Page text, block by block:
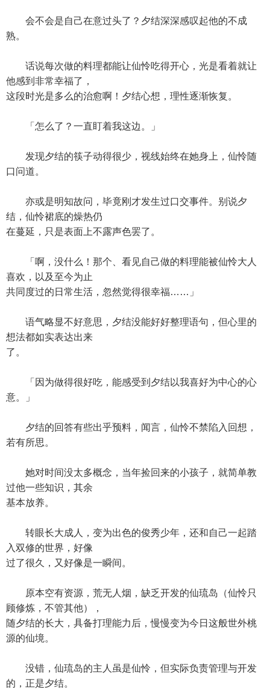
会不会是自己在意过头了？夕结深深感叹起他的不成
熟。
话说每次做的料理都能让仙怜吃得开心，光是看着就让
他感到非常幸福了，
这段时光是多么的治愈啊！夕结心想，理性逐渐恢复。
「怎么了？一直盯着我这边。」
发现夕结的筷子动得很少，视线始终在她身上，仙怜随
口问道。
亦或是明知故问，毕竟刚才发生过口交事件。别说夕
结，仙怜裙底的燥热仍
在蔓延，只是表面上不露声色罢了。
「啊，没什么！那个、看见自己做的料理能被仙怜大人
喜欢，以及至今为止
共同度过的日常生活，忽然觉得很幸福……」
语气略显不好意思，夕结没能好好整理语句，但心里的
想法都如实表达出来
了。
「因为做得很好吃，能感受到夕结以我喜好为中心的心
意。」
夕结的回答有些出乎预料，闻言，仙怜不禁陷入回想，
若有所思。
她对时间没太多概念，当年捡回来的小孩子，就简单教
过他一些知识，其余
基本放养。
转眼长大成人，变为出色的俊秀少年，还和自己一起踏
入双修的世界，好像
过了很久，又好像是一瞬间。
原本空有资源，荒无人烟，缺乏开发的仙琉岛（仙怜只
顾修炼，不管其他），
随夕结的长大，具备打理能力后，慢慢变为今日这般世外桃
源的仙境。
没错，仙琉岛的主人虽是仙怜，但实际负责管理与开发
的，正是夕结。